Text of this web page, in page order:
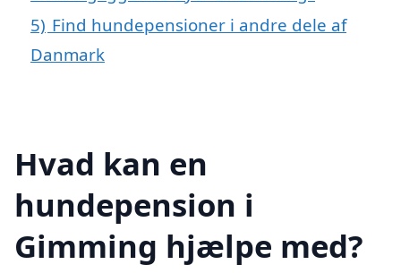
5) Find hundepensioner i andre dele af
Danmark
Hvad kan en
hundepension i
Gimming hjælpe med?